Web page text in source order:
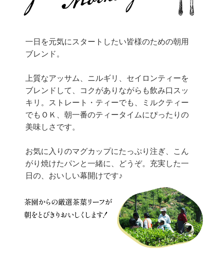
一日を元気にスタートしたい皆様のための朝用
ブレンド。
上質なアッサム、ニルギリ、セイロンティーを
ブレンドして、コクがありながらも飲み口スッ
キリ。ストレート・ティーでも、ミルクティー
でもＯＫ、朝一番のティータイムにぴったりの
美味しさです。
お気に入りのマグカップにたっぷり注ぎ、こん
がり焼けたパンと一緒に、どうぞ。充実した一
日の、おいしい幕開けです♪